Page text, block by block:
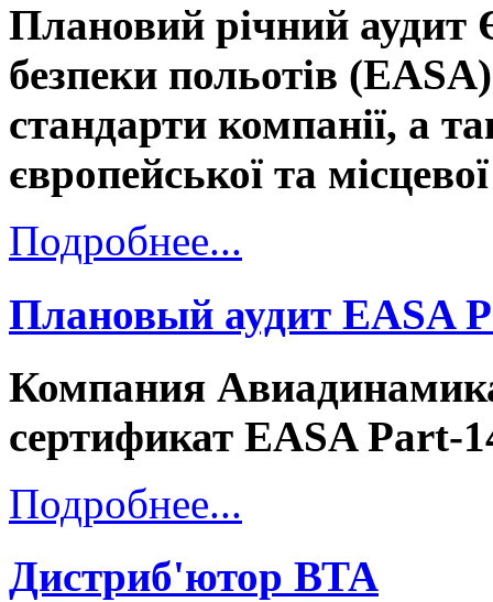
Плановий річний аудит
безпеки польотів
стандарти компанії, а
європейської та
Подробнее...
Плановый аудит EASA
Компания
сертификат EASA Part-
Подробнее...
Дистриб'ютор ВТА